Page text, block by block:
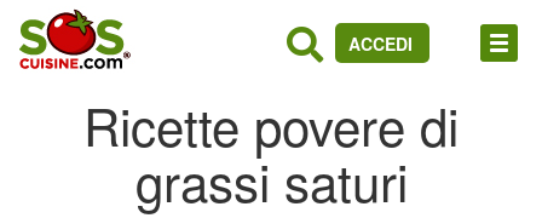
ACCEDI
Ricette povere di
grassi saturi